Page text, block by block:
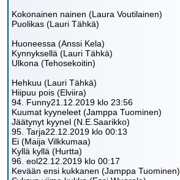
Kokonainen nainen (Laura Voutilainen)
Puolikas (Lauri Tähkä)
Huoneessa (Anssi Kela)
Kynnyksellä (Lauri Tähkä)
Ulkona (Tehosekoitin)
Hehkuu (Lauri Tähkä)
Hiipuu pois (Elviira)
94. Funny21.12.2019 klo 23:56
Kuumat kyyneleet (Jamppa Tuominen)
Jäätynyt kyynel (N.E.Saarikko)
95. Tarja22.12.2019 klo 00:13
Ei (Maija Vilkkumaa)
Kyllä kyllä (Hurtta)
96. eol22.12.2019 klo 00:17
Kevään ensi kukkanen (Jamppa Tuominen)